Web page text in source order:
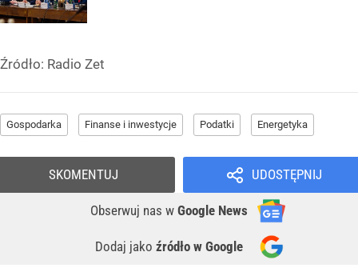
Źródło: Radio Zet
Gospodarka Finanse i inwestycje Podatki Energetyka
UDOSTĘPNIJ
Obserwuj nas w Google News
Dodaj jako źródło w Google
SKOMENTUJ